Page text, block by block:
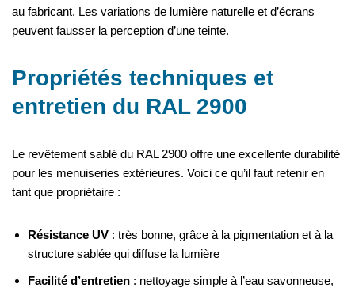
au fabricant. Les variations de lumière naturelle et d’écrans
peuvent fausser la perception d’une teinte.
Propriétés techniques et
entretien du RAL 2900
Le revêtement sablé du RAL 2900 offre une excellente durabilité
pour les menuiseries extérieures. Voici ce qu’il faut retenir en
tant que propriétaire :
Résistance UV : très bonne, grâce à la pigmentation et à la
structure sablée qui diffuse la lumière
Facilité d’entretien : nettoyage simple à l’eau savonneuse,